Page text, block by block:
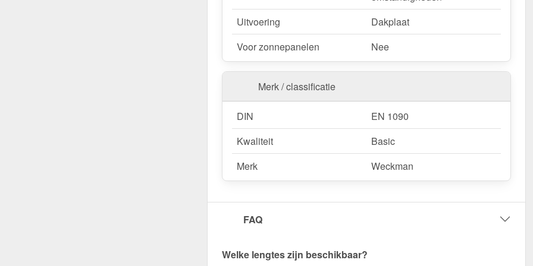
Uitvoering
Dakplaat
Voor zonnepanelen
Nee
Merk / classificatie
DIN
EN 1090
Kwaliteit
Basic
Merk
Weckman
FAQ
Welke lengtes zijn beschikbaar?